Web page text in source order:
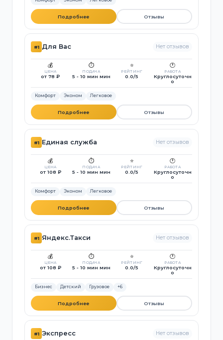
Подробнее Отзывы
#1 Для Вас Нет отзывов
💰
ЦЕНА
от 78 ₽
⏱️
ПОДАЧА
5 - 10 мин мин
⭐
РЕЙТИНГ
0.0/5
🕐
РАБОТА
Круглосуточн
о
Комфорт Эконом Легковое
Подробнее Отзывы
#1 Единая служба Нет отзывов
💰
ЦЕНА
от 108 ₽
⏱️
ПОДАЧА
5 - 10 мин мин
⭐
РЕЙТИНГ
0.0/5
🕐
РАБОТА
Круглосуточн
о
Комфорт Эконом Легковое
Подробнее Отзывы
#1 Яндекс.Такси Нет отзывов
💰
ЦЕНА
от 108 ₽
⏱️
ПОДАЧА
5 - 10 мин мин
⭐
РЕЙТИНГ
0.0/5
🕐
РАБОТА
Круглосуточн
о
Бизнес Детский Грузовое +6
Подробнее Отзывы
#1 Экспресс Нет отзывов